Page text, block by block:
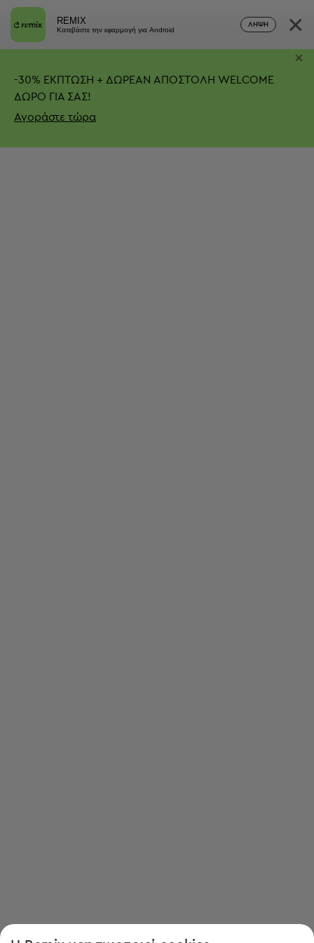
REMIX
Κατεβάστε την εφαρμογή για Android
ΛΉΨΗ ×
-30% ΕΚΠΤΩΣΗ + ΔΩΡΕΑΝ ΑΠΟΣΤΟΛΗ WELCOME
ΔΩΡΟ ΓΙΑ ΣΑΣ!
Αγοράστε τώρα
×